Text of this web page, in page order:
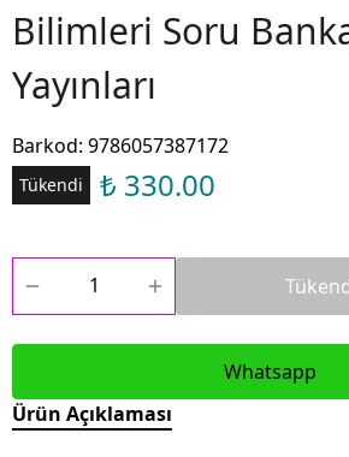
Bilimleri Soru
Yayınları
Barkod: 9786057387172
Tükendi ₺ 330.00
Whatsapp
Ürün Açıklaması